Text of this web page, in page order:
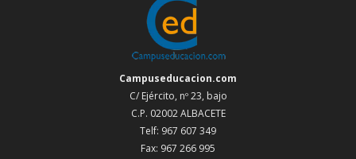
Campuseducacion.com
C/ Ejército, nº 23, bajo
C.P. 02002 ALBACETE
Telf: 967 607 349
Fax: 967 266 995